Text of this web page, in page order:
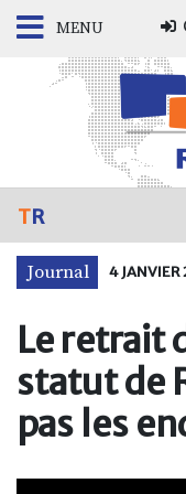
MENU
TR
Journal 4 JANVIER
Le retrait
statut de
pas les